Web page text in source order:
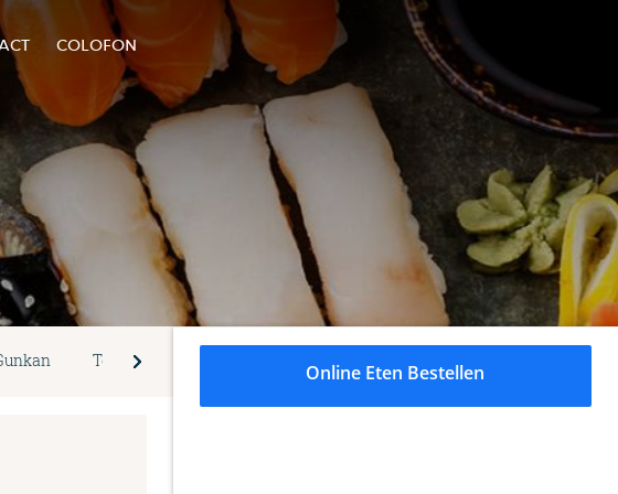
COLOFON
Temaki handroll
Online Eten Bestellen